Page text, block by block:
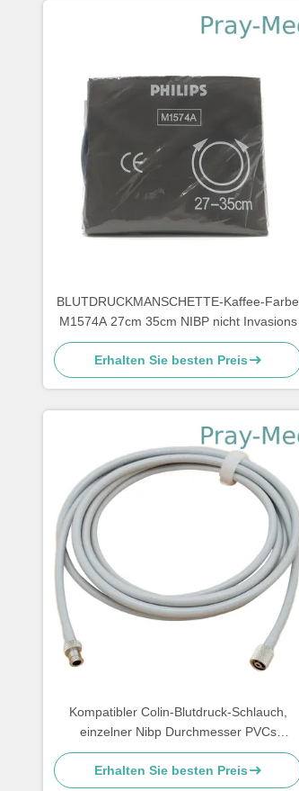
BLUTDRUCKMANSCHETTE-Kaffee-Farbe
M1574A 27cm 35cm NIBP nicht Invasions
Erhalten Sie besten Preis
Kompatibler Colin-Blutdruck-Schlauch,
einzelner Nibp Durchmesser PVCs
Schlauch-4.0mm
Erhalten Sie besten Preis